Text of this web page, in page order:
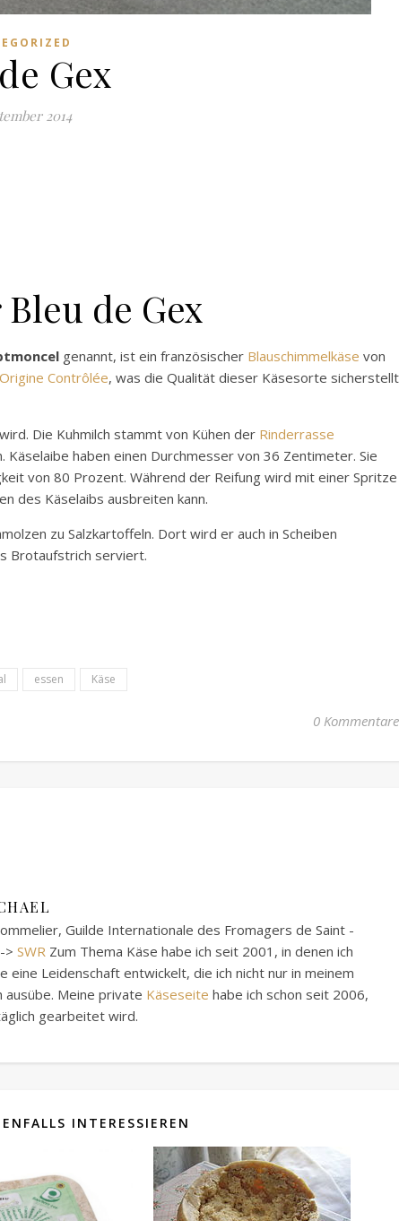
Gex
2014
de Gex
genannt, ist ein französischer Blauschimmelkäse von
Contrôlée, was die Qualität dieser Käsesorte sicherstellt
Die Kuhmilch stammt von Kühen der Rinderrasse
haben einen Durchmesser von 36 Zentimeter. Sie
von 80 Prozent. Während der Reifung wird mit einer Spritze
des Käselaibs ausbreiten kann.
zu Salzkartoffeln. Dort wird er auch in Scheiben
Brotaufstrich serviert.
essen Käse
0 Kommentare
Guilde Internationale des Fromagers de Saint -
> SWR Zum Thema Käse habe ich seit 2001, in denen ich
eine Leidenschaft entwickelt, die ich nicht nur in meinem
Meine private Käseseite habe ich schon seit 2006,
gearbeitet wird.
INTERESSIEREN